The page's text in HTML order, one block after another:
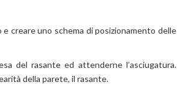
creare uno schema di posizionamento delle
del rasante ed attenderne l’asciugatura.
della parete, il rasante.